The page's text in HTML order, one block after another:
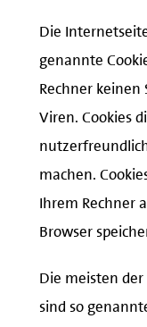
Die
genannte
Rechner keinen
Viren. Cookies
machen.
Ihrem Rechner
Browser
Die meisten der
sind so